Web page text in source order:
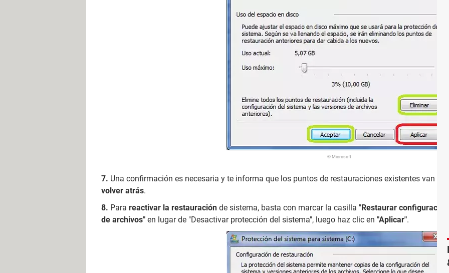
© Microsoft
Una confirmación es necesaria y te informa que los puntos de restauraciones existentes van a
volver atrás.
Para reactivar la restauración de sistema, basta con marcar la casilla "Restaurar
de archivos" en lugar de "Desactivar protección del sistema", luego haz clic en "Aplicar".